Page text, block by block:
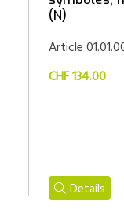
(N)
Article
CHF 134.00
Details